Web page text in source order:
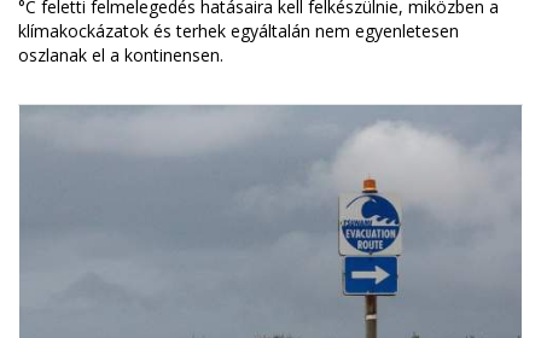
°C feletti felmelegedés hatásaira kell felkészülnie, miközben a
klímakockázatok és terhek egyáltalán nem egyenletesen
oszlanak el a kontinensen.